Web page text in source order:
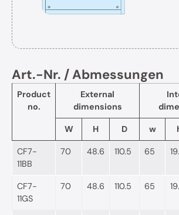
Art.-Nr. / Abmessungen
Product
no.
External
dimensions
W H D w
CF7-
11BB
70 48.6 110.5 65
CF7-
11GS
70 48.6 110.5 65